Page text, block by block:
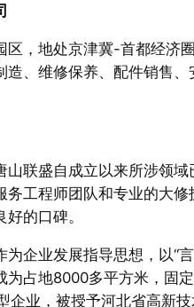
，地处京津冀-首都经济
、维修保养、配件销售
联盛自成立以来所涉领
务工程师团队和专业的大
的口碑。
为企业发展指导思想，以“
为占地8000多平方米，固
企业，被授予河北省高新